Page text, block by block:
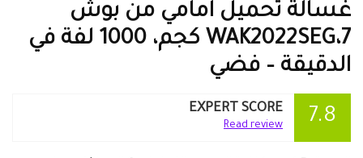
غسالة تحميل امامي من بوش
WAK2022SEG،7 كجم، 1000 لفة في
الدقيقة – فضي
7.8
EXPERT SCORE
Read review